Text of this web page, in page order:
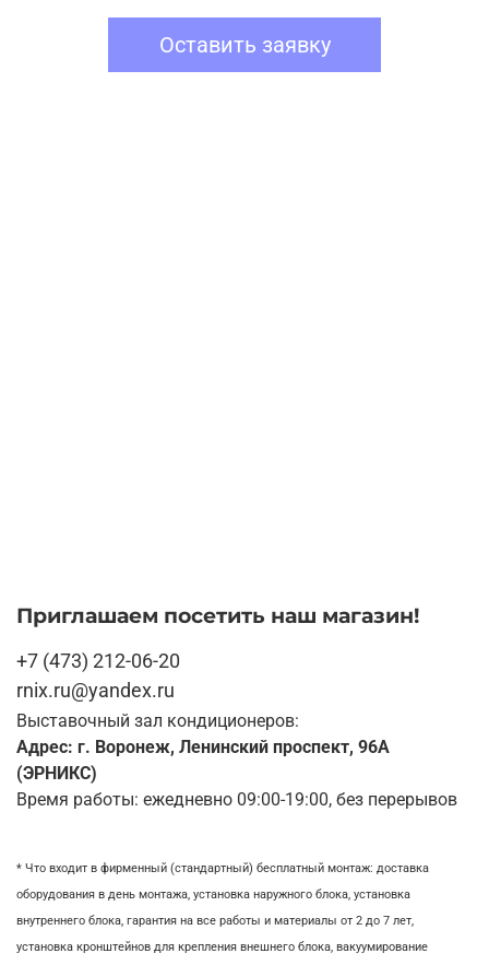
Оставить заявку
Приглашаем посетить наш магазин!
+7 (473) 212-06-20
rnix.ru@yandex.ru
Выставочный зал кондиционеров:
Адрес: г. Воронеж, Ленинский проспект, 96А
(ЭРНИКС)
Время работы: ежедневно 09:00-19:00, без перерывов
* Что входит в фирменный (стандартный) бесплатный монтаж: доставка
оборудования в день монтажа, установка наружного блока, установка
внутреннего блока, гарантия на все работы и материалы от 2 до 7 лет,
установка кронштейнов для крепления внешнего блока, вакуумирование